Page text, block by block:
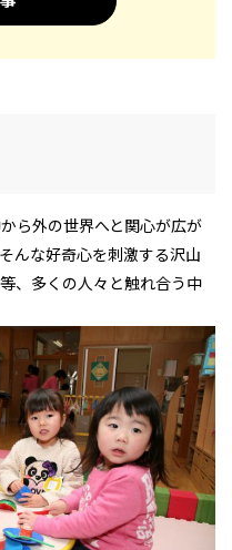
ら外の世界へと関心が広が
んな好奇心を刺激する沢山
、多くの人々と触れ合う中